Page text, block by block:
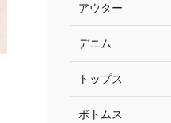
アウター
デニム
トップス
ボトムス